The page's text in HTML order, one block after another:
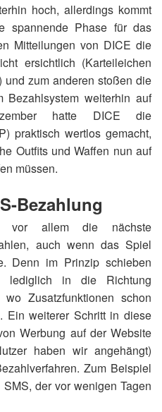
hoch, allerdings kommt
spannende Phase für das
Mitteilungen von DICE die
ersichtlich (Karteileichen
zum anderen stoßen die
Bezahlsystem weiterhin auf
hatte DICE die
praktisch wertlos gemacht,
Outfits und Waffen nun auf
müssen.
Bezahlung
vor allem die nächste
auch wenn das Spiel
Denn im Prinzip schieben
in die Richtung
wo Zusatzfunktionen schon
Ein weiterer Schritt in diese
Werbung auf der Website
haben wir angehängt)
Zum Beispiel
der vor wenigen Tagen